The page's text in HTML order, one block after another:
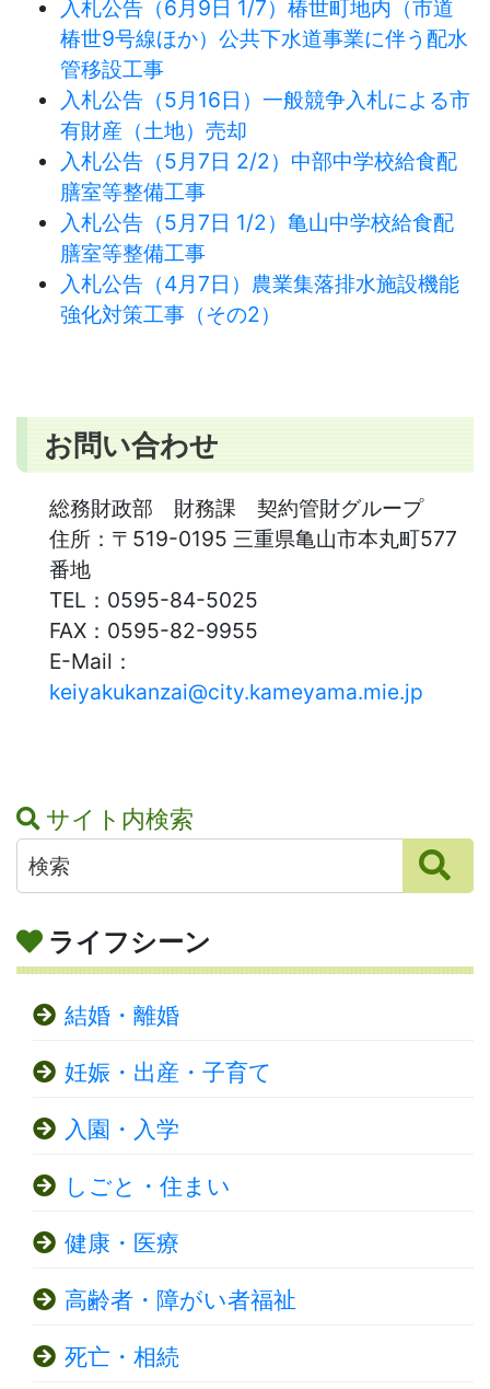
入札公告（6月9日 1/7）椿世町地内（市道
椿世9号線ほか）公共下水道事業に伴う配水
管移設工事
入札公告（5月16日）一般競争入札による市
有財産（土地）売却
入札公告（5月7日 2/2）中部中学校給食配
膳室等整備工事
入札公告（5月7日 1/2）亀山中学校給食配
膳室等整備工事
入札公告（4月7日）農業集落排水施設機能
強化対策工事（その2）
お問い合わせ
総務財政部 財務課 契約管財グループ
住所： 〒519-0195 三重県亀山市本丸町577
番地
TEL： 0595-84-5025
FAX： 0595-82-9955
E-Mail：
keiyakukanzai@city.kameyama.mie.jp
サイト内検索
ライフシーン
結婚・離婚
妊娠・出産・子育て
入園・入学
しごと・住まい
健康・医療
高齢者・障がい者福祉
死亡・相続